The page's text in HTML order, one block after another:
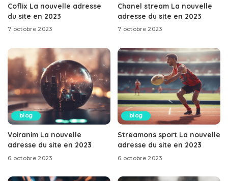
Coflix La nouvelle adresse
du site en 2023
7 octobre 2023
Chanel stream La nouvelle
adresse du site en 2023
7 octobre 2023
blog
Voiranim La nouvelle
adresse du site en 2023
6 octobre 2023
blog
Streamons sport La nouvelle
adresse du site en 2023
6 octobre 2023